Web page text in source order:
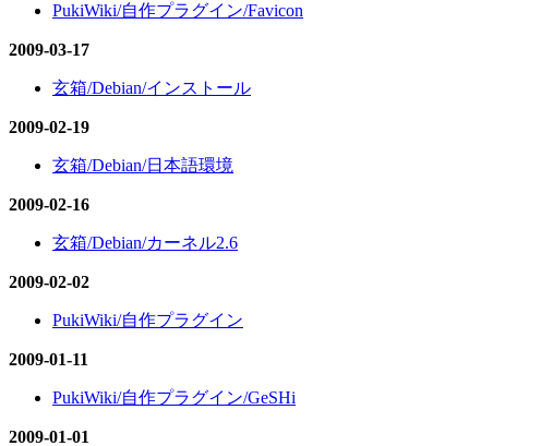
PukiWiki/自作プラグイン/Favicon
2009-03-17
玄箱/Debian/インストール
2009-02-19
玄箱/Debian/日本語環境
2009-02-16
玄箱/Debian/カーネル2.6
2009-02-02
PukiWiki/自作プラグイン
2009-01-11
PukiWiki/自作プラグイン/GeSHi
2009-01-01